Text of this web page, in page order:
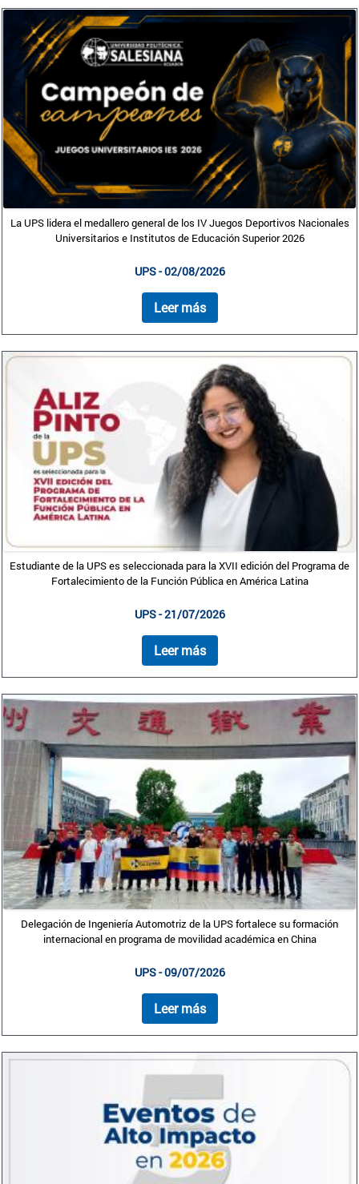
La UPS lidera el medallero general de los IV Juegos Deportivos Nacionales
Universitarios e Institutos de Educación Superior 2026
UPS - 02/08/2026
Leer más
Estudiante de la UPS es seleccionada para la XVII edición del Programa de
Fortalecimiento de la Función Pública en América Latina
UPS - 21/07/2026
Leer más
Delegación de Ingeniería Automotriz de la UPS fortalece su formación
internacional en programa de movilidad académica en China
UPS - 09/07/2026
Leer más